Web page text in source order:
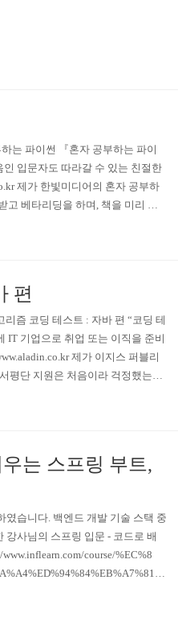
는 파이썬 『혼자 공부하는 파이
입문자도 따라갈 수 있는 친절한
제가 한빛미디어의 혼자 공부하
고 베타리딩을 하며, 책을 미리 읽
편
리즘 코딩 테스트 : 자바 편 “코딩 테
IT 기업으로 취업 또는 이직을 준비
제가 이지스 퍼블리
평단 지원은 처음이라 걱정했는데
는 스프링 부트,
습니다. 백엔드 개발 기술 스택 중
강사님의 스프링 입문 - 코드로 배
course/%EC%8